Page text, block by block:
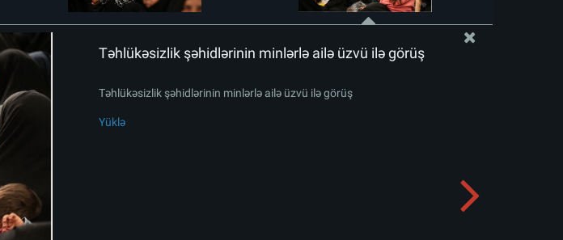
Təhlükəsizlik şəhidlərinin minlərlə ailə üzvü ilə görüş
Təhlükəsizlik şəhidlərinin minlərlə ailə üzvü ilə görüş
Yüklə